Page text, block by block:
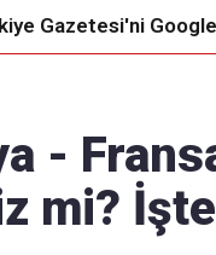
ulaşın
Gazetesi'ni
-
mi?